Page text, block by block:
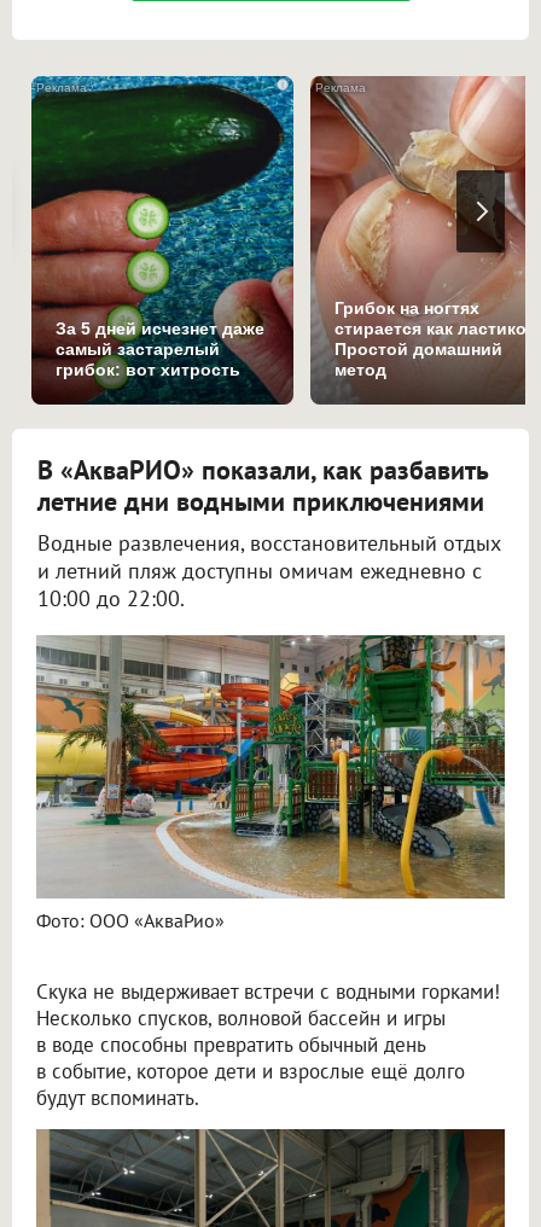
i
За 5 дней исчезнет даже
самый застарелый
грибок: вот хитрость
Грибок на ногтях
стирается как
Простой домашний
метод
В «АкваРИО» показали, как разбавить
летние дни водными приключениями
Водные развлечения, восстановительный отдых
и летний пляж доступны омичам ежедневно с
10:00 до 22:00.
Фото: ООО «АкваРио»
Скука не выдерживает встречи с водными горками!
Несколько спусков, волновой бассейн и игры
в воде способны превратить обычный день
в событие, которое дети и взрослые ещё долго
будут вспоминать.